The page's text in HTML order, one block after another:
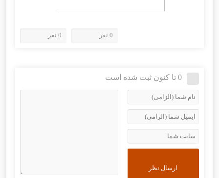
0 نفر 0 نفر
0 تا کنون ثبت شده است